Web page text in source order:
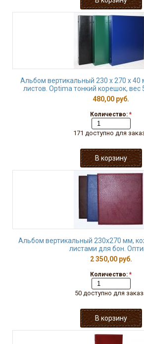
Альбом вертикальный 230 х 270 х 40
листов. Optima тонкий корешок, вес
480,00 руб.
Количество: *
171 доступно для
Альбом вертикальный 230х270 мм,
листами для бон.
2 350,00 руб.
Количество: *
50 доступно для